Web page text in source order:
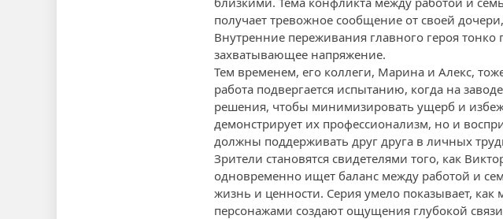
получает тревожное сообщение от своей
Внутренние переживания главного героя тонко
захватывающее напряжение.
Тем временем, его коллеги, Марина и Алекс,
работа подвергается испытанию, когда на
решения, чтобы минимизировать ущерб и
демонстрирует их профессионализм, но и
должны поддерживать друг друга в личных
Зрители становятся свидетелями того, как
одновременно ищет баланс между работой и
жизнь и ценности. Серия умело показывает,
персонажами создают ощущения глубокой